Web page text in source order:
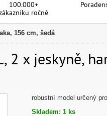
100.000+
ročně
156 cm, šedá
2 x jeskyně,
robustní model určený
Skladem: 1 ks